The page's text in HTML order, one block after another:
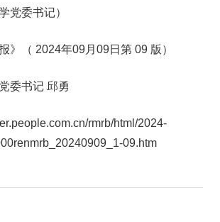
党委书记）
》（ 2024年09月09日第 09 版）
委书记 邱勇
rmrb/html/2024-
09.htm